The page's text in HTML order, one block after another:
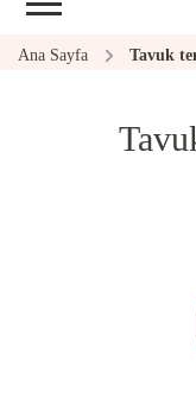
Ana Sayfa Tavuk